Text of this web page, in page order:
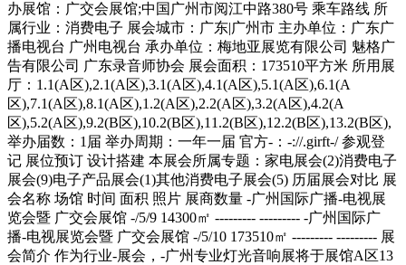
办展馆：广交会展馆;中国广州市阅江中路380号 乘车路线 所
属行业：消费电子 展会城市：广东|广州市 主办单位：广东广
播电视台 广州电视台 承办单位：梅地亚展览有限公司 魅格广
告有限公司 广东录音师协会 展会面积：173510平方米 所用展
厅：1.1(A区),2.1(A区),3.1(A区),4.1(A区),5.1(A区),6.1(A
区),7.1(A区),8.1(A区),1.2(A区),2.2(A区),3.2(A区),4.2(A
区),5.2(A区),9.2(B区),10.2(B区),11.2(B区),12.2(B区),13.2(B区),
举办届数：1届 举办周期：一年一届 官方-：-://.girft-/ 参观登
记 展位预订 设计搭建 本展会所属专题：家电展会(2)消费电子
展会(9)电子产品展会(1)其他消费电子展会(5) 历届展会对比 展
会名称 场馆 时间 面积 照片 展商数量 -广州国际广播-电视展
览会暨 广交会展馆 -/5/9 14300㎡ --------- --------- -广州国际广
播-电视展览会暨 广交会展馆 -/5/10 173510㎡ --------- --------- 展
会简介 作为行业-展会，-广州专业灯光音响展将于展馆A区13